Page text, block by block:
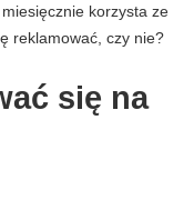
korzysta ze
reklamować, czy nie?
się na